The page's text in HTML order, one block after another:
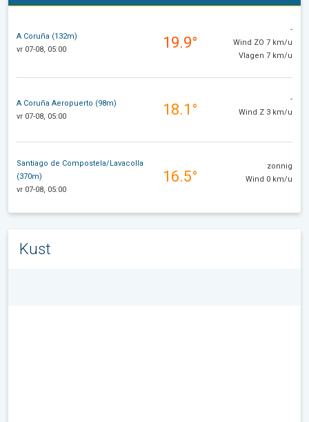
A Coruña (132m)
vr 07-08, 05:00
19.9°
-
Wind ZO 7 km/u
Vlagen 7 km/u
A Coruña Aeropuerto (98m)
vr 07-08, 05:00
18.1°
-
Wind Z 3 km/u
Santiago de Compostela/Lavacolla
(370m)
vr 07-08, 05:00
16.5°
zonnig
Wind 0 km/u
Kust